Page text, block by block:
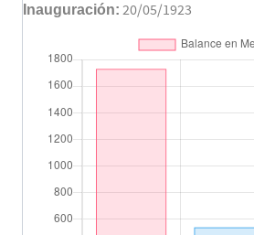
77'
80'
Inauguración: 20/05/1923